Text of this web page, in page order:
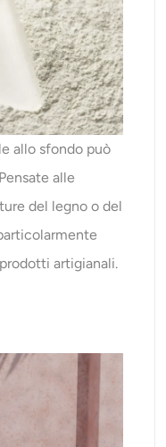
allo sfondo può
alle
del legno o del
artigianali.